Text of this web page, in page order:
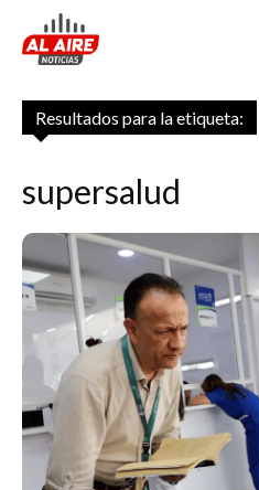
Resultados para la etiqueta:
supersalud